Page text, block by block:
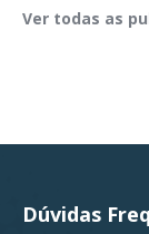
Ver todas as
Dúvidas